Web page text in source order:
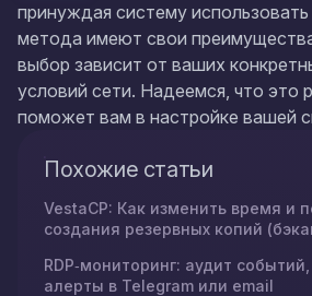
принуждая систему
метода имеют свои
выбор зависит от ваших
условий сети. Надеемся, что это
поможет вам в настройке вашей
Похожие статьи
VestaCP: Как изменить время и
создания резервных копий
RDP‑мониторинг: аудит
алерты в Telegram или email